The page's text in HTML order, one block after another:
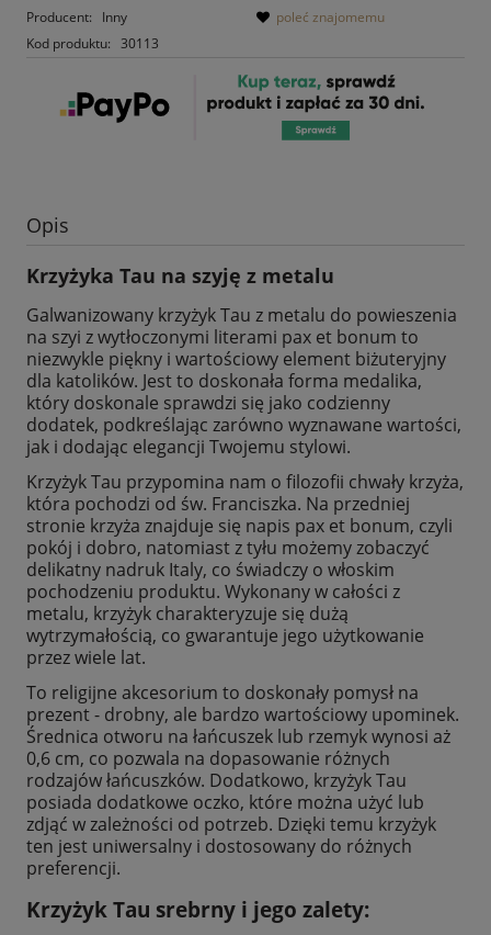
Producent:
Inny
Kod produktu: 30113
poleć znajomemu
Opis
Krzyżyka Tau na szyję z metalu
Galwanizowany krzyżyk Tau z metalu do powieszenia
na szyi z wytłoczonymi literami pax et bonum to
niezwykle piękny i wartościowy element biżuteryjny
dla katolików. Jest to doskonała forma medalika,
który doskonale sprawdzi się jako codzienny
dodatek, podkreślając zarówno wyznawane wartości,
jak i dodając elegancji Twojemu stylowi.
Krzyżyk Tau przypomina nam o filozofii chwały krzyża,
która pochodzi od św. Franciszka. Na przedniej
stronie krzyża znajduje się napis pax et bonum, czyli
pokój i dobro, natomiast z tyłu możemy zobaczyć
delikatny nadruk Italy, co świadczy o włoskim
pochodzeniu produktu. Wykonany w całości z
metalu, krzyżyk charakteryzuje się dużą
wytrzymałością, co gwarantuje jego użytkowanie
przez wiele lat.
To religijne akcesorium to doskonały pomysł na
prezent - drobny, ale bardzo wartościowy upominek.
Średnica otworu na łańcuszek lub rzemyk wynosi aż
0,6 cm, co pozwala na dopasowanie różnych
rodzajów łańcuszków. Dodatkowo, krzyżyk Tau
posiada dodatkowe oczko, które można użyć lub
zdjąć w zależności od potrzeb. Dzięki temu krzyżyk
ten jest uniwersalny i dostosowany do różnych
preferencji.
Krzyżyk Tau srebrny i jego zalety: